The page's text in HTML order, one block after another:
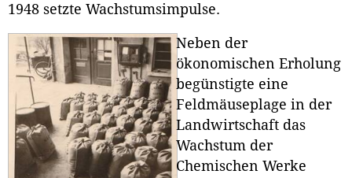
1948 setzte Wachstumsimpulse.
Neben der
ökonomischen Erholung
begünstigte eine
Feldmäuseplage in der
Landwirtschaft das
Wachstum der
Chemischen Werke